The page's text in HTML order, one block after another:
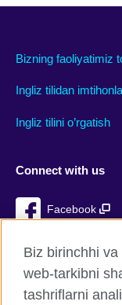
Bizning faoliyatimiz
Ingliz tilidan
Ingliz tilini o’rgatish
Connect with us
Facebook
Biz birinchhi
web-tarkibni
tashriflarni